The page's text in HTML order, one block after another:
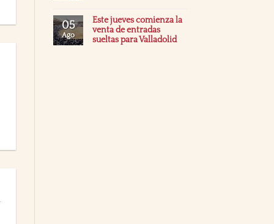
05
Ago
Este jueves comienza la
venta de entradas
sueltas para Valladolid